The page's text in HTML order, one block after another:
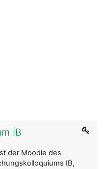
IB
der Moodle des
IB,